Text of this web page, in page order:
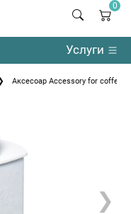
0
Услуги
Аксесоар Accessory for coffee
❯